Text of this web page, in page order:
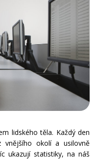
lidského těla. Každý den
vnějšího okolí a usilovně
ukazují statistiky, na náš